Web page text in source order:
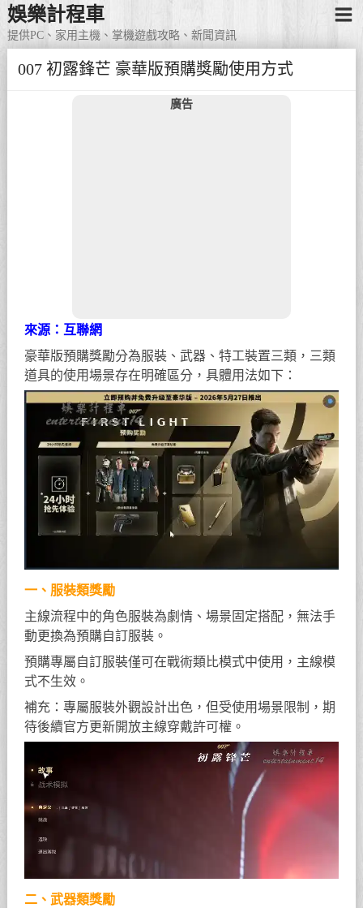
娛樂計程車
提供PC、家用主機、掌機遊戲攻略、新聞資訊
007 初露鋒芒 豪華版預購獎勵使用方式
廣告
來源：互聯網
豪華版預購獎勵分為服裝、武器、特工裝置三類，三類
道具的使用場景存在明確區分，具體用法如下：
一、服裝類獎勵
主線流程中的角色服裝為劇情、場景固定搭配，無法手
動更換為預購自訂服裝。
預購專屬自訂服裝僅可在戰術類比模式中使用，主線模
式不生效。
補充：專屬服裝外觀設計出色，但受使用場景限制，期
待後續官方更新開放主線穿戴許可權。
二、武器類獎勵